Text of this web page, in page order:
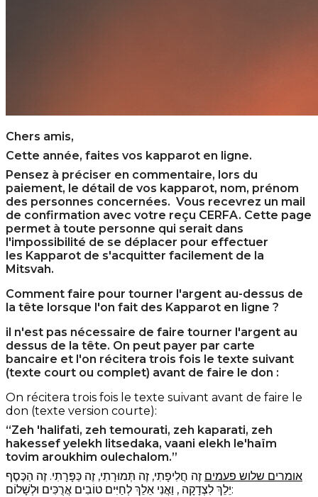
Chers amis,
Cette année, faites vos kapparot en ligne.
Pensez à préciser en commentaire, lors du
paiement, le détail de vos kapparot, nom, prénom
des personnes concernées. Vous recevrez un mail
de confirmation avec votre reçu CERFA. Cette page
permet à toute personne qui serait dans
l'impossibilité de se déplacer pour effectuer
les Kapparot de s'acquitter facilement de la
Mitsvah.
Comment faire pour tourner l'argent au-dessus de
la tête lorsque l'on fait des Kapparot en ligne ?
il n'est pas nécessaire de faire tourner l'argent au
dessus de la tête. On peut payer par carte
bancaire et l'on récitera trois fois le texte suivant
(texte court ou complet) avant de faire le don :
On récitera trois fois le texte suivant avant de faire le
don (texte version courte):
“Zeh 'halifati, zeh temourati, zeh kaparati, zeh
hakessef yelekh litsedaka, vaani elekh le'haïm
tovim aroukhim oulechalom.”
אומרים שלוש פעמים זֶה חֲלִיפָתִי, זֶה תְּמוּרָתִי, זֶה כַּפָּרָתִי. זֶה הַכֶּסֶף
יֵלֵךְ לִצְדָקָה , וַאֲנִי אֵלֵךְ לְחַיִּים טוֹבִים אֲרֻכִּים וּלְשָׁלוֹם: